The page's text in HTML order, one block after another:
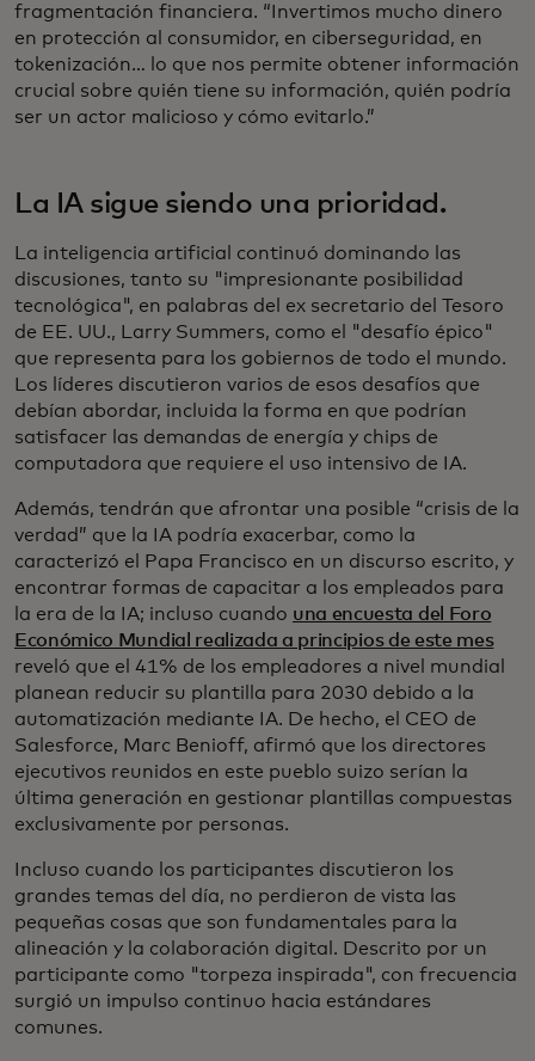
fragmentación financiera. “Invertimos mucho dinero
en protección al consumidor, en ciberseguridad, en
tokenización… lo que nos permite obtener información
crucial sobre quién tiene su información, quién podría
ser un actor malicioso y cómo evitarlo.”
La IA sigue siendo una prioridad.
La inteligencia artificial continuó dominando las
discusiones, tanto su "impresionante posibilidad
tecnológica", en palabras del ex secretario del Tesoro
de EE. UU., Larry Summers, como el "desafío épico"
que representa para los gobiernos de todo el mundo.
Los líderes discutieron varios de esos desafíos que
debían abordar, incluida la forma en que podrían
satisfacer las demandas de energía y chips de
computadora que requiere el uso intensivo de IA.
Además, tendrán que afrontar una posible “crisis de la
verdad” que la IA podría exacerbar, como la
caracterizó el Papa Francisco en un discurso escrito, y
encontrar formas de capacitar a los empleados para
la era de la IA; incluso cuando una encuesta del Foro
Económico Mundial realizada a principios de este mes
reveló que el 41% de los empleadores a nivel mundial
planean reducir su plantilla para 2030 debido a la
automatización mediante IA. De hecho, el CEO de
Salesforce, Marc Benioff, afirmó que los directores
ejecutivos reunidos en este pueblo suizo serían la
última generación en gestionar plantillas compuestas
exclusivamente por personas.
Incluso cuando los participantes discutieron los
grandes temas del día, no perdieron de vista las
pequeñas cosas que son fundamentales para la
alineación y la colaboración digital. Descrito por un
participante como "torpeza inspirada", con frecuencia
surgió un impulso continuo hacia estándares
comunes.